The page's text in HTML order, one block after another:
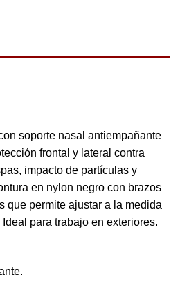
soporte nasal antiempañante
frontal y lateral contra
impacto de partículas y
en nylon negro con brazos
que permite ajustar a la medida
para trabajo en exteriores.